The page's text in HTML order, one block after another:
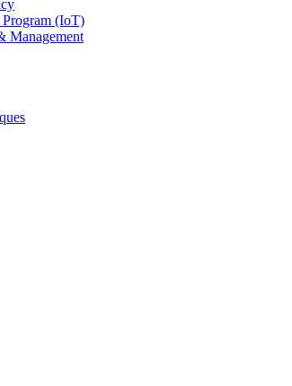
(IoT)
Management